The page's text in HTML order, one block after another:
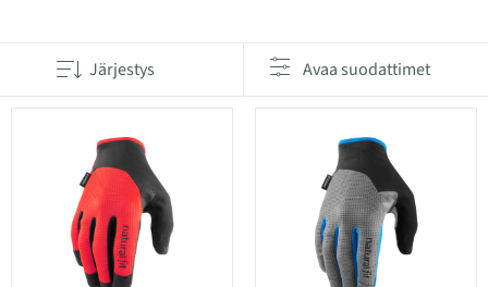
Järjestys Avaa suodattimet